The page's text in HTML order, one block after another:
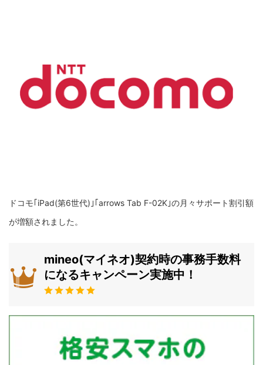
ドコモ｢iPad(第6世代)｣｢arrows Tab F-02K｣の月々サポート割引額
が増額されました。
mineo(マイネオ)契約時の事務手数料
になるキャンペーン実施中！